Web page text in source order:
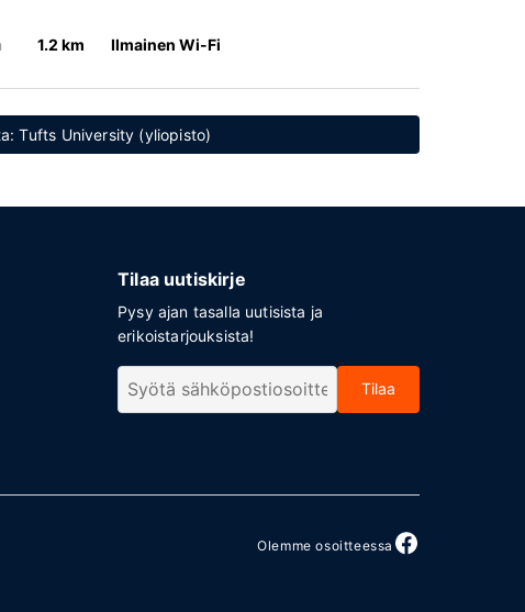
1.2 km Ilmainen Wi-Fi
Tufts University (yliopisto)
Tilaa uutiskirje
Pysy ajan tasalla uutisista ja
erikoistarjouksista!
Tilaa
Olemme osoitteessa